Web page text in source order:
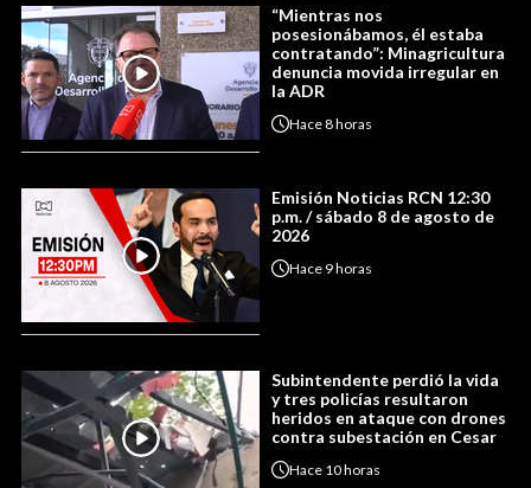
“Mientras nos
posesionábamos, él estaba
contratando”: Minagricultura
denuncia movida irregular en
la ADR
Hace8 horas
Emisión Noticias RCN 12:30
p.m. / sábado 8 de agosto de
2026
Hace 9 horas
Subintendente perdió la vida
y tres policías resultaron
heridos en ataque con drones
contra subestación en Cesar
Hace 10 horas